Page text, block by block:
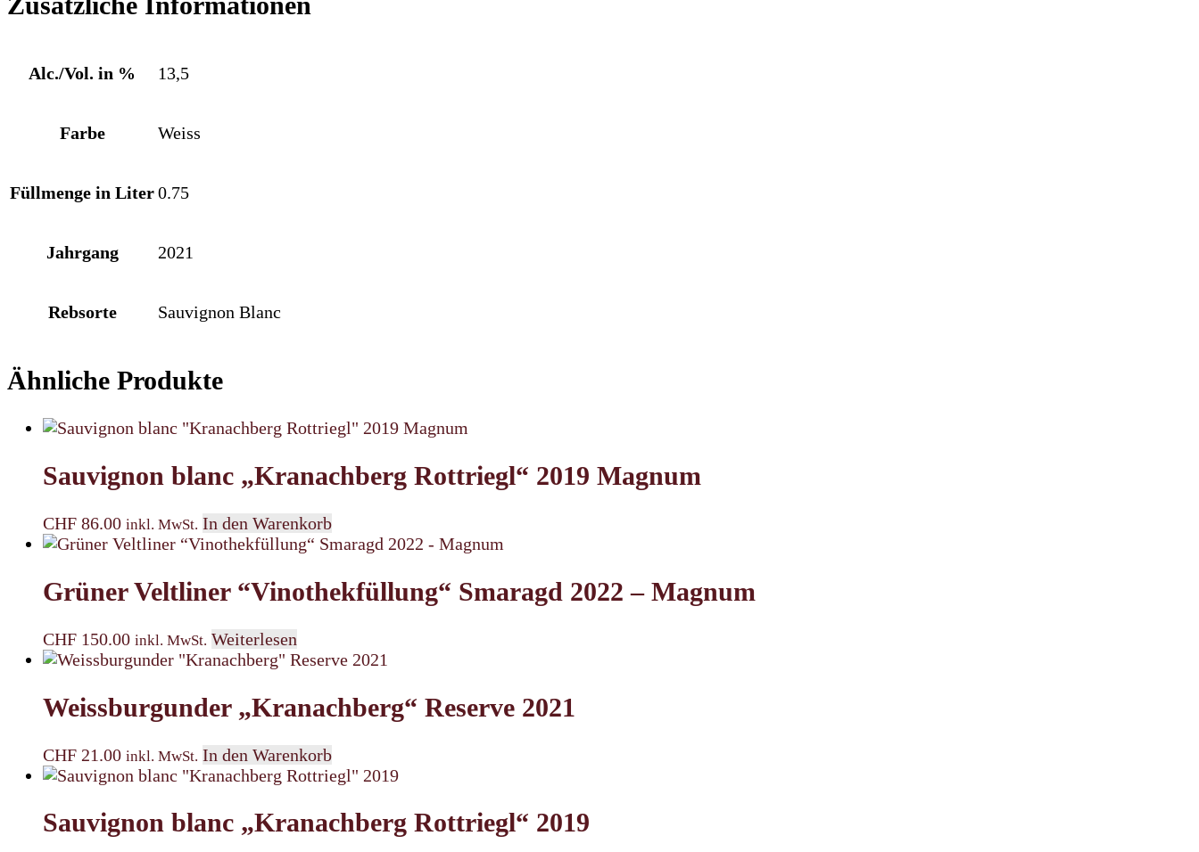
Alc./Vol. in % 13,5
Farbe Weiss
Füllmenge in Liter0.75
Jahrgang 2021
Rebsorte Sauvignon Blanc
Ähnliche Produkte
Sauvignon blanc „Kranachberg Rottriegl“ 2019 Magnum
CHF 86.00 inkl. MwSt. In den Warenkorb
Grüner Veltliner “Vinothekfüllung“ Smaragd 2022 – Magnum
CHF 150.00 inkl. MwSt. Weiterlesen
Weissburgunder „Kranachberg“ Reserve 2021
CHF 21.00 inkl. MwSt. In den Warenkorb
Sauvignon blanc „Kranachberg Rottriegl“ 2019